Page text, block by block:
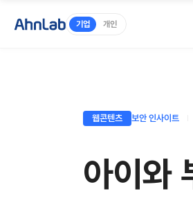
기업 개인
웹콘텐츠 보안 인사이트
아이와